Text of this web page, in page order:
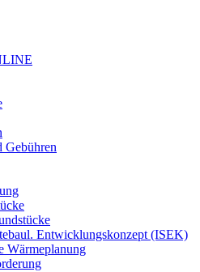
Gebühren
Entwicklungskonzept (ISEK)
Wärmeplanung